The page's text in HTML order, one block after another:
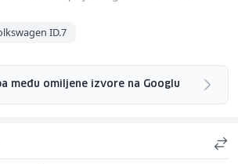
ID.7
među omiljene izvore na Googlu